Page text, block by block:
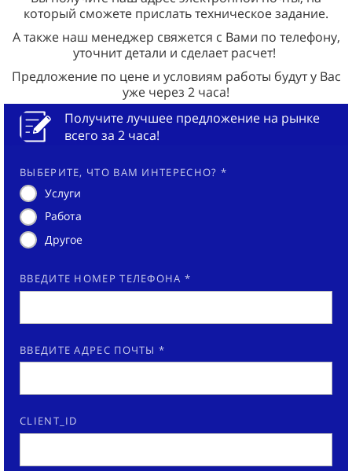
который сможете прислать техническое задание.
А также наш менеджер свяжется с Вами по телефону,
уточнит детали и сделает расчет!
Предложение по цене и условиям работы будут у Вас
уже через 2 часа!
Получите лучшее предложение на рынке
всего за 2 часа!
ВЫБЕРИТЕ, ЧТО ВАМ ИНТЕРЕСНО? *
Услуги
Работа
Другое
ВВЕДИТЕ НОМЕР ТЕЛЕФОНА *
ВВЕДИТЕ АДРЕС ПОЧТЫ *
CLIENT_ID